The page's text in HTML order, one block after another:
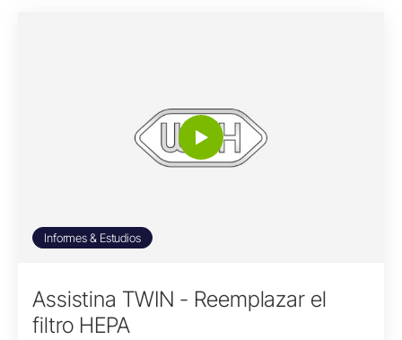
Informes & Estudios
Assistina TWIN - Reemplazar el
filtro HEPA